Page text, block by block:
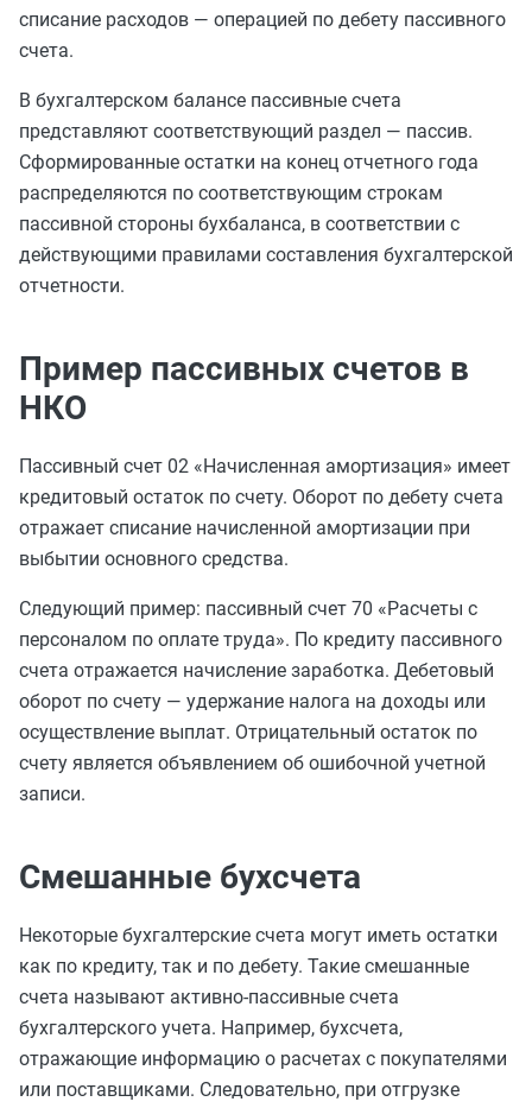
списание расходов — операцией по дебету пассивного
счета.
В бухгалтерском балансе пассивные счета
представляют соответствующий раздел — пассив.
Сформированные остатки на конец отчетного года
распределяются по соответствующим строкам
пассивной стороны бухбаланса, в соответствии с
действующими правилами составления бухгалтерской
отчетности.
Пример пассивных счетов в
НКО
Пассивный счет 02 «Начисленная амортизация» имеет
кредитовый остаток по счету. Оборот по дебету счета
отражает списание начисленной амортизации при
выбытии основного средства.
Следующий пример: пассивный счет 70 «Расчеты с
персоналом по оплате труда». По кредиту пассивного
счета отражается начисление заработка. Дебетовый
оборот по счету — удержание налога на доходы или
осуществление выплат. Отрицательный остаток по
счету является объявлением об ошибочной учетной
записи.
Смешанные бухсчета
Некоторые бухгалтерские счета могут иметь остатки
как по кредиту, так и по дебету. Такие смешанные
счета называют активно-пассивные счета
бухгалтерского учета. Например, бухсчета,
отражающие информацию о расчетах с покупателями
или поставщиками. Следовательно, при отгрузке